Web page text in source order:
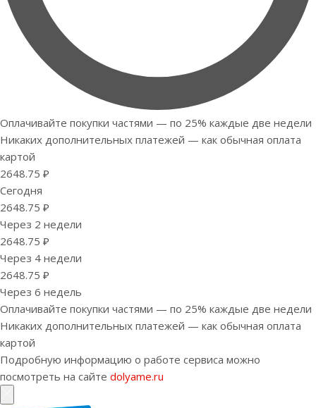
Оплачивайте покупки частями — по 25% каждые две недели
Никаких дополнительных платежей — как обычная оплата
картой
2648.75 ₽
Сегодня
2648.75 ₽
Через 2 недели
2648.75 ₽
Через 4 недели
2648.75 ₽
Через 6 недель
Оплачивайте покупки частями — по 25% каждые две недели
Никаких дополнительных платежей — как обычная оплата
картой
Подробную информацию о работе сервиса можно
посмотреть на сайте dolyame.ru